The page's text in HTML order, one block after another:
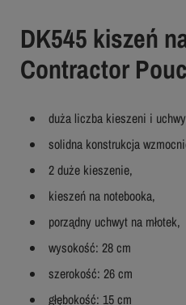
DK545 kiszeń
Contractor
duża liczba kieszeni i
solidna konstrukcja
2 duże kieszenie,
kieszeń na notebooka,
porządny uchwyt na młotek,
wysokość: 28 cm
szerokość: 26 cm
głębokość: 15 cm